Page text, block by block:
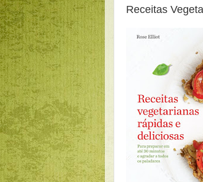
Receitas